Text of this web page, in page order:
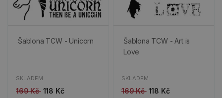
Šablona TCW - Unicorn
SKLADEM
169 Kč 118 Kč
Šablona TCW - Art is
Love
SKLADEM
169 Kč 118 Kč